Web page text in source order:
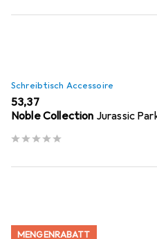
Schreibtisch Accessoire
EUR
53,37
Noble Collection Jurassic
MENGENRABATT